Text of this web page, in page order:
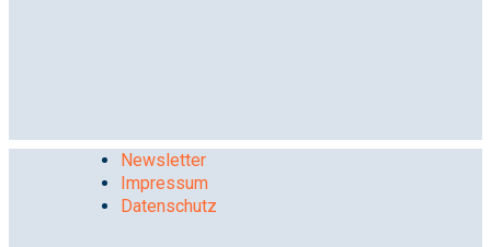
Newsletter
Impressum
Datenschutz